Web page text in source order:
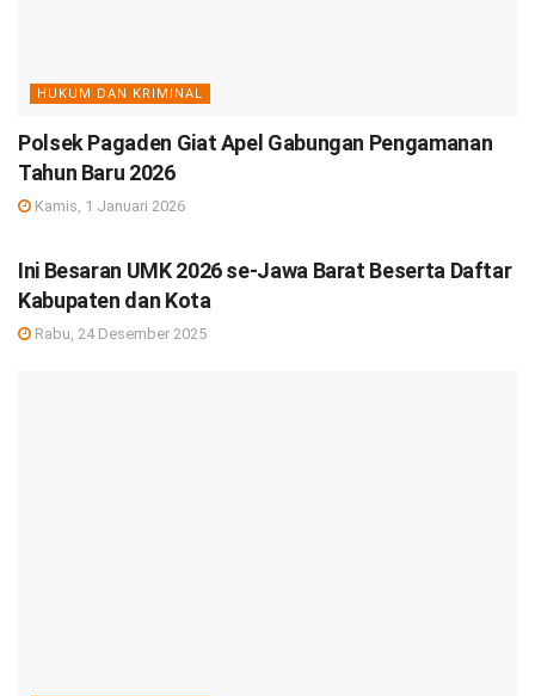
HUKUM DAN KRIMINAL
Polsek Pagaden Giat Apel Gabungan Pengamanan
Tahun Baru 2026
Kamis, 1 Januari 2026
Ini Besaran UMK 2026 se-Jawa Barat Beserta Daftar
Kabupaten dan Kota
Rabu, 24 Desember 2025